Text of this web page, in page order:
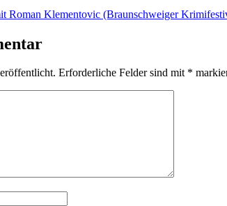
Roman Klementovic (Braunschweiger
Erforderliche Felder sind mit *